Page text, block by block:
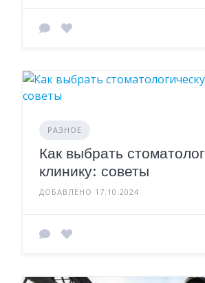
РАЗНОЕ
Как выбрать
клинику: советы
ДОБАВЛЕНО 17.10.2024